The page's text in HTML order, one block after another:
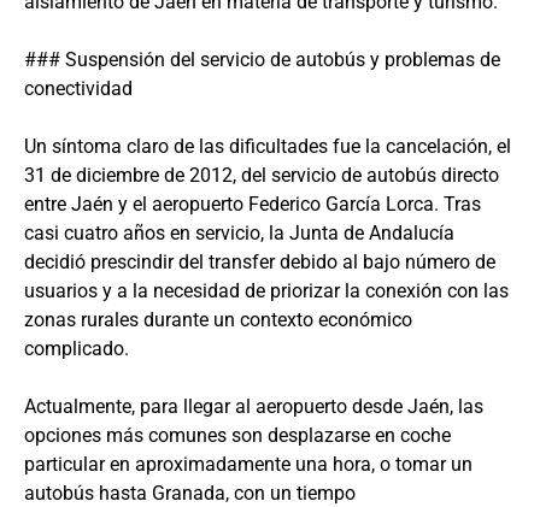
### Suspensión del servicio de autobús y problemas de
conectividad
Un síntoma claro de las dificultades fue la cancelación, el
31 de diciembre de 2012, del servicio de autobús directo
entre Jaén y el aeropuerto Federico García Lorca. Tras
casi cuatro años en servicio, la Junta de Andalucía
decidió prescindir del transfer debido al bajo número de
usuarios y a la necesidad de priorizar la conexión con las
zonas rurales durante un contexto económico
complicado.
Actualmente, para llegar al aeropuerto desde Jaén, las
opciones más comunes son desplazarse en coche
particular en aproximadamente una hora, o tomar un
autobús hasta Granada, con un tiempo